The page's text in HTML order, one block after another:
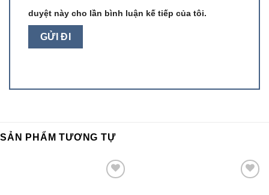
duyệt này cho lần bình luận kế tiếp của tôi.
SẢN PHẨM TƯƠNG TỰ